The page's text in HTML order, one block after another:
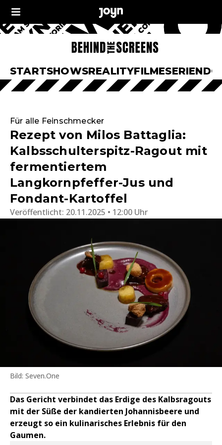
STARTSHOWSREALITYFILMESERIEN
Für alle Feinschmecker
Rezept von Milos Battaglia:
Kalbsschulterspitz-Ragout mit
fermentiertem
Langkornpfeffer-Jus und
Fondant-Kartoffel
Veröffentlicht: 20.11.2025 • 12:00 Uhr
Bild: Seven.One
Das Gericht verbindet das Erdige des Kalbsragouts
mit der Süße der kandierten Johannisbeere und
erzeugt so ein kulinarisches Erlebnis für den
Gaumen.